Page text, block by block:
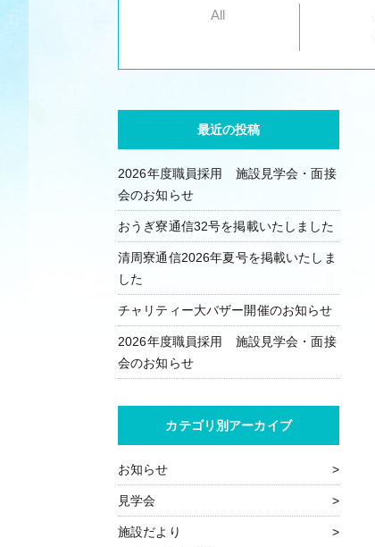
All
最近の投稿
2026年度職員採用 施設見学会・面接
会のお知らせ
おうぎ寮通信32号を掲載いたしました
清周寮通信2026年夏号を掲載いたしま
した
チャリティー大バザー開催のお知らせ
2026年度職員採用 施設見学会・面接
会のお知らせ
カテゴリ別アーカイブ
お知らせ
見学会
施設だより